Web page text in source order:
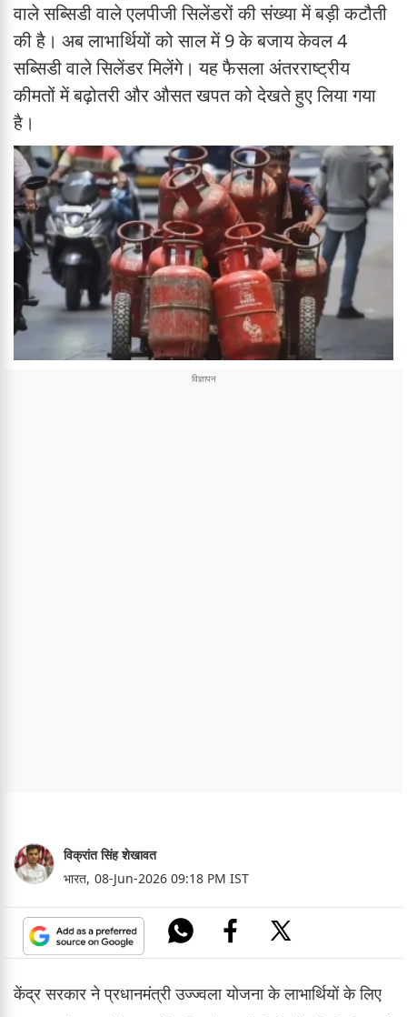
वाले सब्सिडी वाले एलपीजी सिलेंडरों की संख्या में बड़ी कटौती
की है। अब लाभार्थियों को साल में 9 के बजाय केवल 4
सब्सिडी वाले सिलेंडर मिलेंगे। यह फैसला अंतरराष्ट्रीय
कीमतों में बढ़ोतरी और औसत खपत को देखते हुए लिया गया
है।
विक्रांत सिंह शेखावत
भारत, 08-Jun-2026 09:18 PM IST
केंद्र सरकार ने प्रधानमंत्री उज्ज्वला योजना के लाभार्थियों के लिए